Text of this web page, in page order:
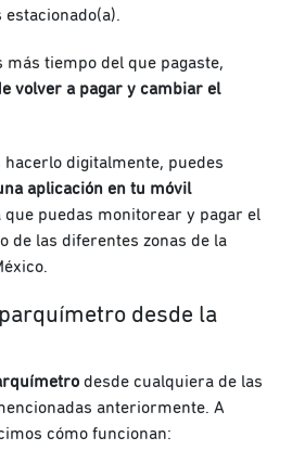
estacionado(a).
más tiempo del que pagaste,
volver a pagar y cambiar el
hacerlo digitalmente, puedes
aplicación en tu móvil
que puedas monitorear y pagar el
de las diferentes zonas de la
desde la
desde cualquiera de las
anteriormente. A
cómo funcionan: